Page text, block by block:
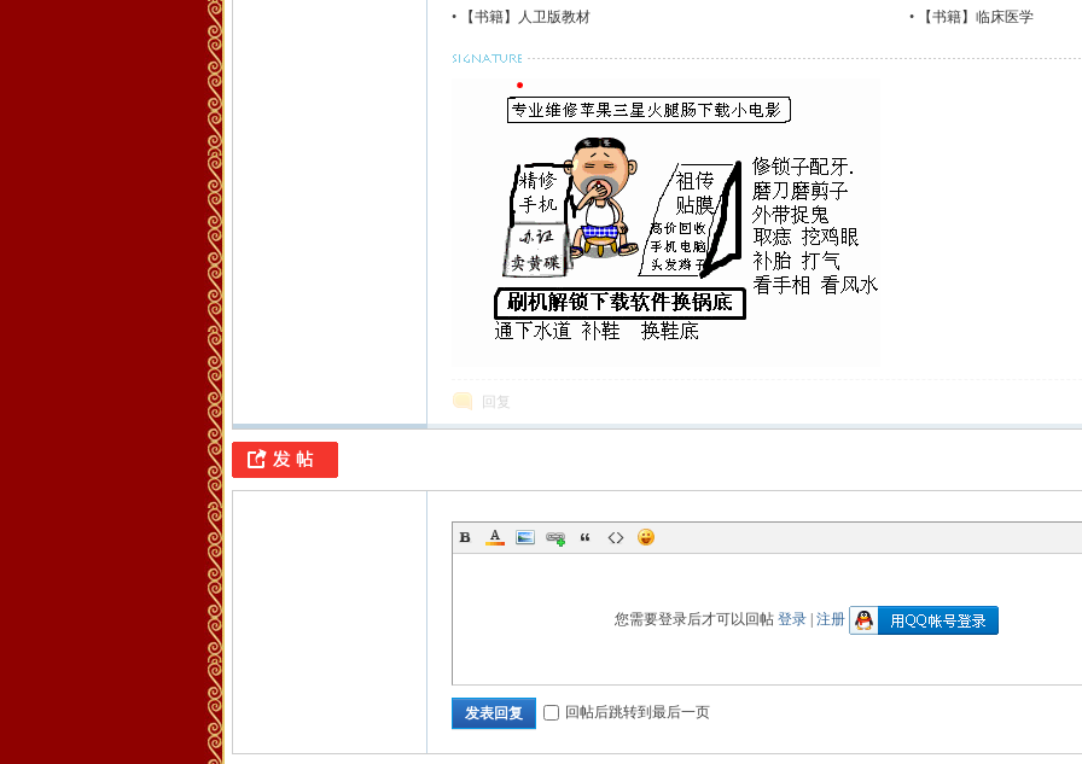
之
•
【书籍】人卫版教材 • 【书籍】临床医学
回复
您需要登录后才可以回帖 登录| 注册
发表回复 回帖后跳转到最后一页